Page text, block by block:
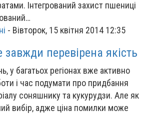
Інтегрований захист пшениці
- Вівторок, 15 квітня 2014 12:35
перевірена якість
у багатьох регіонах вже активно
і час подумати про придбання
соняшнику та кукурудзи. Але як
вибір, адже ціна помилки може